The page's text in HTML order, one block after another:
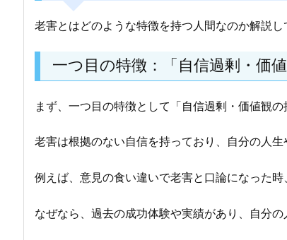
老害とはどのような特徴を持つ人間なのか解説し
一つ目の特徴：「自信過剰・価
まず、一つ目の特徴として「自信過剰・価値観
老害は根拠のない自信を持っており、自分の人生
例えば、意見の食い違いで老害と口論になった
なぜなら、過去の成功体験や実績があり、自分